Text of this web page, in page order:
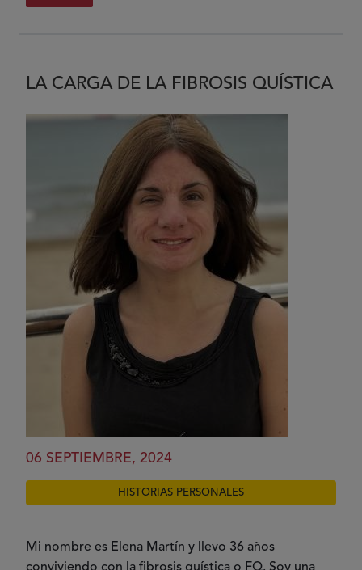
LA CARGA DE LA FIBROSIS QUÍSTICA
06 SEPTIEMBRE, 2024
HISTORIAS PERSONALES
Mi nombre es Elena Martín y llevo 36 años